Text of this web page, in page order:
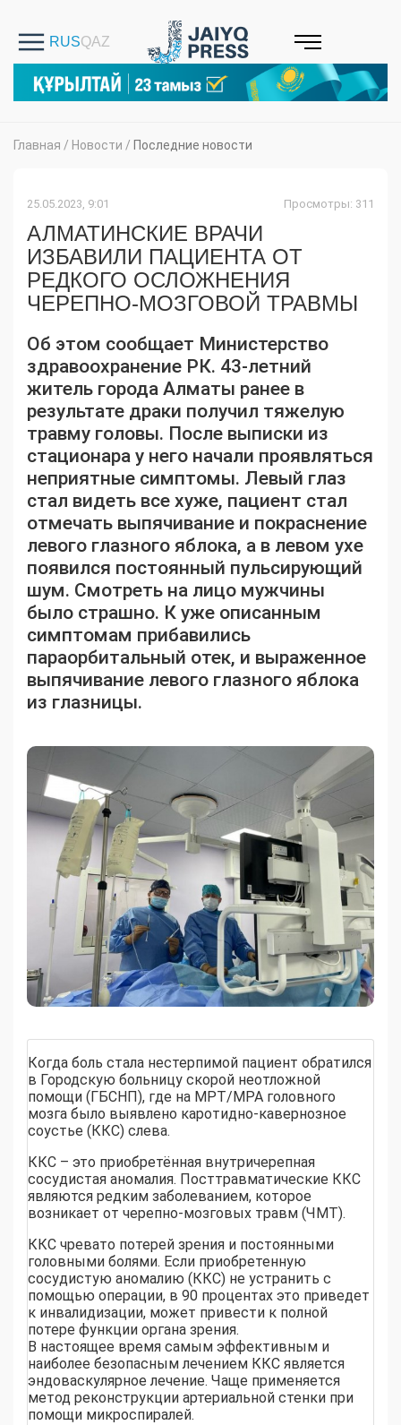
Главная / Новости / Последние новости
25.05.2023, 9:01 Просмотры: 311
АЛМАТИНСКИЕ ВРАЧИ
ИЗБАВИЛИ ПАЦИЕНТА ОТ
РЕДКОГО ОСЛОЖНЕНИЯ
ЧЕРЕПНО-МОЗГОВОЙ ТРАВМЫ
Об этом сообщает Министерство
здравоохранение РК. 43-летний
житель города Алматы ранее в
результате драки получил тяжелую
травму головы. После выписки из
стационара у него начали проявляться
неприятные симптомы. Левый глаз
стал видеть все хуже, пациент стал
отмечать выпячивание и покраснение
левого глазного яблока, а в левом ухе
появился постоянный пульсирующий
шум. Смотреть на лицо мужчины
было страшно. К уже описанным
симптомам прибавились
параорбитальный отек, и выраженное
выпячивание левого глазного яблока
из глазницы.
Когда боль стала нестерпимой пациент обратился
в Городскую больницу скорой неотложной
помощи (ГБСНП), где на МРТ/МРА головного
мозга было выявлено каротидно-кавернозное
соустье (ККС) слева.
ККС – это приобретённая внутричерепная
сосудистая аномалия. Посттравматические ККС
являются редким заболеванием, которое
возникает от черепно-мозговых травм (ЧМТ).
ККС чревато потерей зрения и постоянными
головными болями. Если приобретенную
сосудистую аномалию (ККС) не устранить с
помощью операции, в 90 процентах это приведет
к инвалидизации, может привести к полной
потере функции органа зрения.
В настоящее время самым эффективным и
наиболее безопасным лечением ККС является
эндоваскулярное лечение. Чаще применяется
метод реконструкции артериальной стенки при
помощи микроспиралей.